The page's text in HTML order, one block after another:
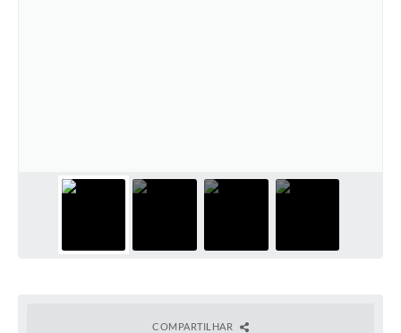
PNAB 2026 - Ciclo 2
3º Jornada Empreendedora BQCOMPARTILHAR